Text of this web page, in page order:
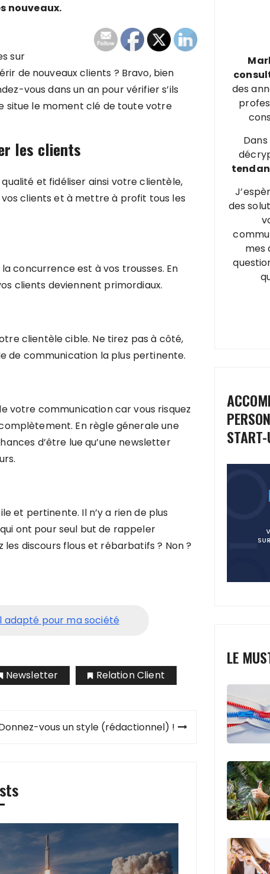
nouveaux.
sur
de nouveaux clients ? Bravo, bien
vous dans un an pour vérifier s’ils
situe le moment clé de toute votre
les clients
et fidéliser ainsi votre clientèle,
clients et à mettre à profit tous les
concurrence est à vos trousses. En
clients deviennent primordiaux.
clientèle cible. Ne tirez pas à côté,
de communication la plus pertinente.
votre communication car vous risquez
En règle génerale une
d’être lue qu’une newsletter
et pertinente. Il n’y a rien de plus
ont pour seul but de rappeler
les discours flous et rébarbatifs ? Non ?
adapté pour ma société
Newsletter Relation Client
vous un style (rédactionnel) !
des
des
mes
LE